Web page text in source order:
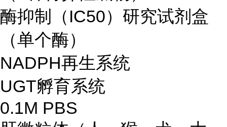
酶抑制（IC50）研究试剂盒
（单个酶）
NADPH再生系统
UGT孵育系统
0.1M PBS